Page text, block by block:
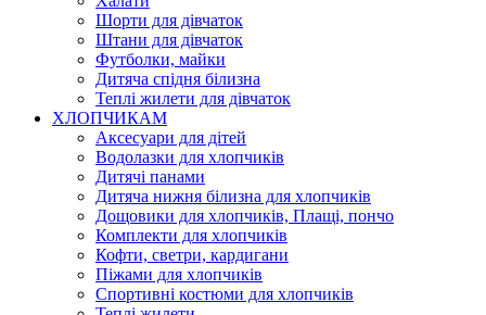
Шорти для дівчаток
Штани для дівчаток
Футболки, майки
Дитяча спідня білизна
Теплі жилети для дівчаток
ХЛОПЧИКАМ
Аксесуари для дітей
Водолазки для хлопчиків
Дитячі панами
Дитяча нижня білизна для хлопчиків
Дощовики для хлопчиків, Плащі, пончо
Комплекти для хлопчиків
Кофти, светри, кардигани
Піжами для хлопчиків
Спортивні костюми для хлопчиків